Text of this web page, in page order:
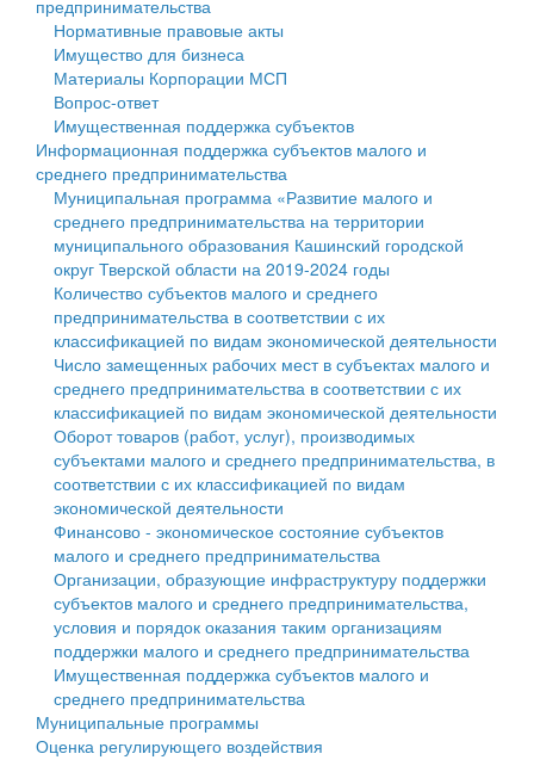
Государственные услуги
Промышленность и АПК
Экономика и бизнес
...
Символика
Устав
Гостям округа
Туризм
Культура
Образование
Здравоохранение
Социальная защита
Фотоальбом
муниципального округа Тверской области
Администрация Кашинского муниципального округа
Тверской области
Управление сельскими территориями
Открытые данные
Работа с обращениями граждан
Муниципальный контроль
Муниципальные услуги
Проекты административных регламентов
Антимонопольный комплаенс
Противодействие коррупции
Финансовое управление
Бюджет для граждан
Имущество
Выявление правообладателей ранее учтенных
объектов недвижимости
Имущественная поддержка субъектов малого и
среднего предпринимательства
Информационная поддержка субъектов малого и
среднего предпринимательства
Муниципальные программы
Контрольно-счетная палата
Персональные данные
Оценка регулирующего воздействия
Деятельность МУ
Нормативы градостроительного проектирования
Правила землепользования и застройки
предпринимательства
Нормативные правовые акты
Имущество для бизнеса
Материалы Корпорации МСП
Вопрос-ответ
Имущественная поддержка субъектов
Информационная поддержка субъектов малого и
среднего предпринимательства
Муниципальная программа «Развитие малого и
среднего предпринимательства на территории
муниципального образования Кашинский городской
округ Тверской области на 2019-2024 годы
Количество субъектов малого и среднего
предпринимательства в соответствии с их
классификацией по видам экономической деятельности
Число замещенных рабочих мест в субъектах малого и
среднего предпринимательства в соответствии с их
классификацией по видам экономической деятельности
Оборот товаров (работ, услуг), производимых
субъектами малого и среднего предпринимательства, в
соответствии с их классификацией по видам
экономической деятельности
Финансово - экономическое состояние субъектов
малого и среднего предпринимательства
Организации, образующие инфраструктуру поддержки
субъектов малого и среднего предпринимательства,
условия и порядок оказания таким организациям
поддержки малого и среднего предпринимательства
Имущественная поддержка субъектов малого и
среднего предпринимательства
Муниципальные программы
Оценка регулирующего воздействия